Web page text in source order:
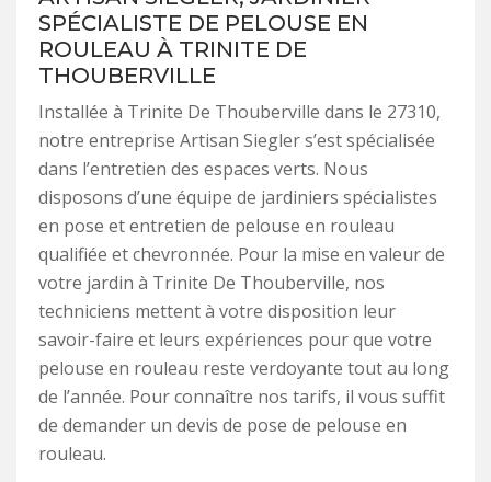
SPÉCIALISTE DE PELOUSE EN
ROULEAU À TRINITE DE
THOUBERVILLE
Installée à Trinite De Thouberville dans le 27310,
notre entreprise Artisan Siegler s’est spécialisée
dans l’entretien des espaces verts. Nous
disposons d’une équipe de jardiniers spécialistes
en pose et entretien de pelouse en rouleau
qualifiée et chevronnée. Pour la mise en valeur de
votre jardin à Trinite De Thouberville, nos
techniciens mettent à votre disposition leur
savoir-faire et leurs expériences pour que votre
pelouse en rouleau reste verdoyante tout au long
de l’année. Pour connaître nos tarifs, il vous suffit
de demander un devis de pose de pelouse en
rouleau.